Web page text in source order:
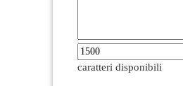
caratteri disponibili